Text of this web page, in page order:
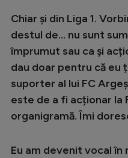
Chiar și din Liga 1.
destul de... nu sunt
împrumut sau ca și
dau doar pentru că eu
suporter al lui FC
este de a fi acționar la
organigramă. Îmi
Eu am devenit vocal